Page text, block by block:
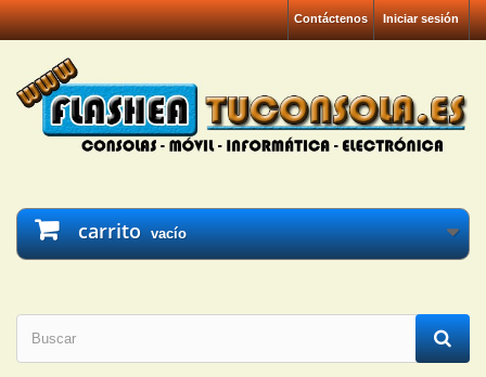
Iniciar sesión
Contáctenos
carrito vacío